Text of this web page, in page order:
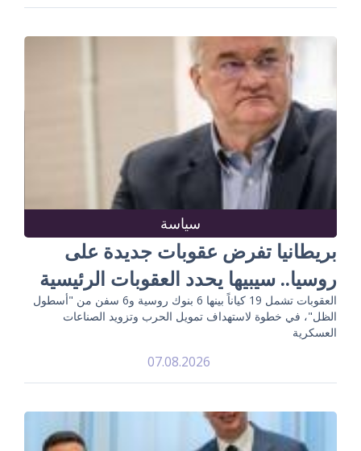
سياسة
بريطانيا تفرض عقوبات جديدة على
روسيا.. سيبيها يحدد العقوبات الرئيسية
العقوبات تشمل 19 كياناً بينها 6 بنوك روسية و6 سفن من "أسطول
الظل"، في خطوة لاستهداف تمويل الحرب وتزويد الصناعات
العسكرية
07.08.2026